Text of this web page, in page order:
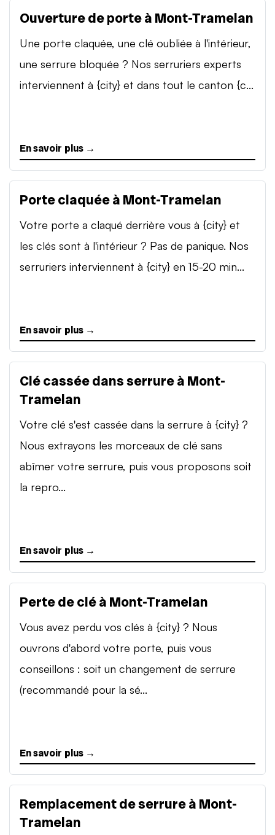
Ouverture de porte à Mont-Tramelan
Une porte claquée, une clé oubliée à l'intérieur,
une serrure bloquée ? Nos serruriers experts
interviennent à {city} et dans tout le canton {c...
En savoir plus →
Porte claquée à Mont-Tramelan
Votre porte a claqué derrière vous à {city} et
les clés sont à l'intérieur ? Pas de panique. Nos
serruriers interviennent à {city} en 15-20 min...
En savoir plus →
Clé cassée dans serrure à Mont-
Tramelan
Votre clé s'est cassée dans la serrure à {city} ?
Nous extrayons les morceaux de clé sans
abîmer votre serrure, puis vous proposons soit
la repro...
En savoir plus →
Perte de clé à Mont-Tramelan
Vous avez perdu vos clés à {city} ? Nous
ouvrons d'abord votre porte, puis vous
conseillons : soit un changement de serrure
(recommandé pour la sé...
En savoir plus →
Remplacement de serrure à Mont-
Tramelan